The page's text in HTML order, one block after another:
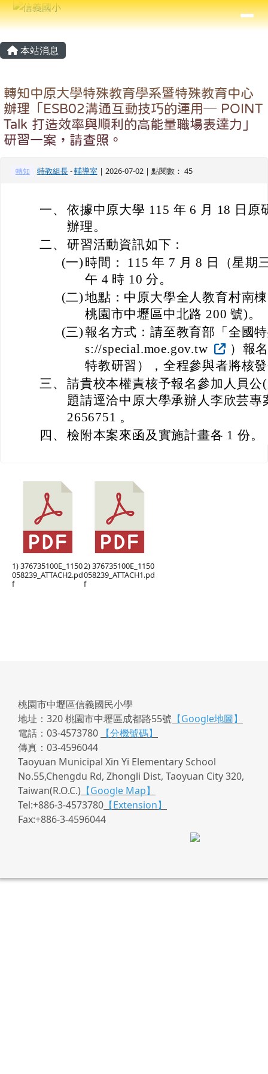
跳至主內容區
信義國小
⏸
導覽列
主內容區域
本站消息
轉知中原大學特殊教育學系暨特殊教育中心
辦理「ESB02溝通互動技巧的運用─ POINT
Talk 打造效率與順利的高能量職場表達力」
研習一案，請查照。
轉知 特教組長-輔導室 | 2026-07-02 | 點閱數： 45
一、 依據中原大學 115 年 6 月 18 日原
辦理。
二、 研習活動資訊如下：
(一) 時間： 115 年 7 月 8 日（星期
午 4 時 10 分。
(二)地點：中原大學全人教育村南
桃園市中壢區中北路 200 號)。
(三)報名方式：請至教育部「全國
s://special.moe.gov.tw
）報
特教研習），全程參與者將核
三、 請貴校本權責核予報名參加人員
題請逕洽中原大學承辦人李欣芸
2656751 。
四、 檢附本案來函及實施計畫各 1 份。
1) 376735100E_1150
058239_ATTACH2.pd
f
2) 376735100E_1150
058239_ATTACH1.pd
f
頁尾區域
桃園市中壢區信義國民小學
地址：320 桃園市中壢區成都路55號 【Google地圖】
電話：03-4573780
【分機號碼】
傳真：03-4596044
Taoyuan Municipal Xin Yi Elementary School
No.55,Chengdu Rd, Zhongli Dist, Taoyuan City 320,
Taiwan(R.O.C.) 【Google Map】
Tel:+886-3-4573780 【Extension】
Fax:+886-3-4596044